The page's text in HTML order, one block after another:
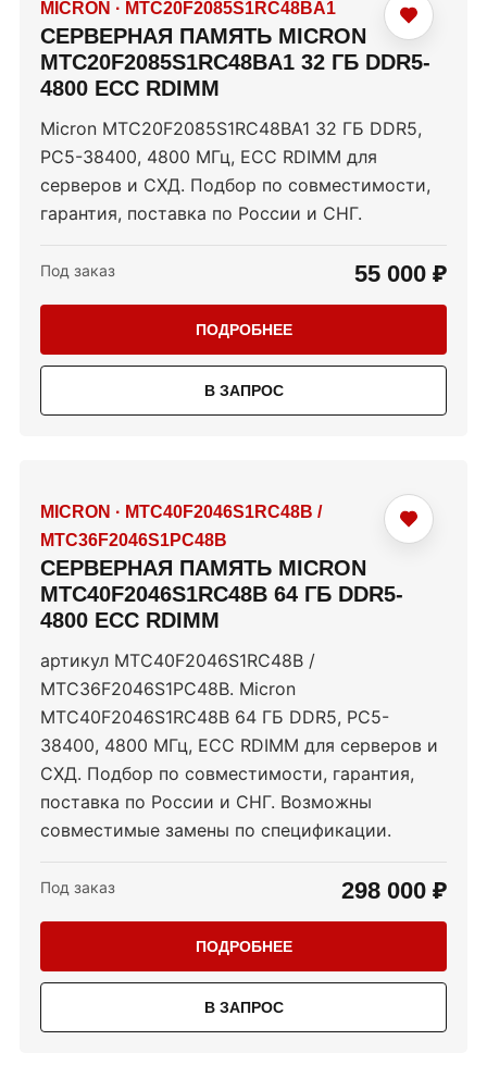
MICRON · MTC20F2085S1RC48BA1
СЕРВЕРНАЯ ПАМЯТЬ MICRON
MTC20F2085S1RC48BA1 32 ГБ DDR5-
4800 ECC RDIMM
Micron MTC20F2085S1RC48BA1 32 ГБ DDR5,
PC5-38400, 4800 МГц, ECC RDIMM для
серверов и СХД. Подбор по совместимости,
гарантия, поставка по России и СНГ.
Под заказ 55 000 ₽
ПОДРОБНЕЕ
В ЗАПРОС
MICRON · MTC40F2046S1RC48B /
MTC36F2046S1PC48B
СЕРВЕРНАЯ ПАМЯТЬ MICRON
MTC40F2046S1RC48B 64 ГБ DDR5-
4800 ECC RDIMM
артикул MTC40F2046S1RC48B /
MTC36F2046S1PC48B. Micron
MTC40F2046S1RC48B 64 ГБ DDR5, PC5-
38400, 4800 МГц, ECC RDIMM для серверов и
СХД. Подбор по совместимости, гарантия,
поставка по России и СНГ. Возможны
совместимые замены по спецификации.
Под заказ 298 000 ₽
ПОДРОБНЕЕ
В ЗАПРОС